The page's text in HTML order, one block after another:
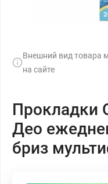
Внешний вид товара
на сайте
Прокладки
Део
бриз